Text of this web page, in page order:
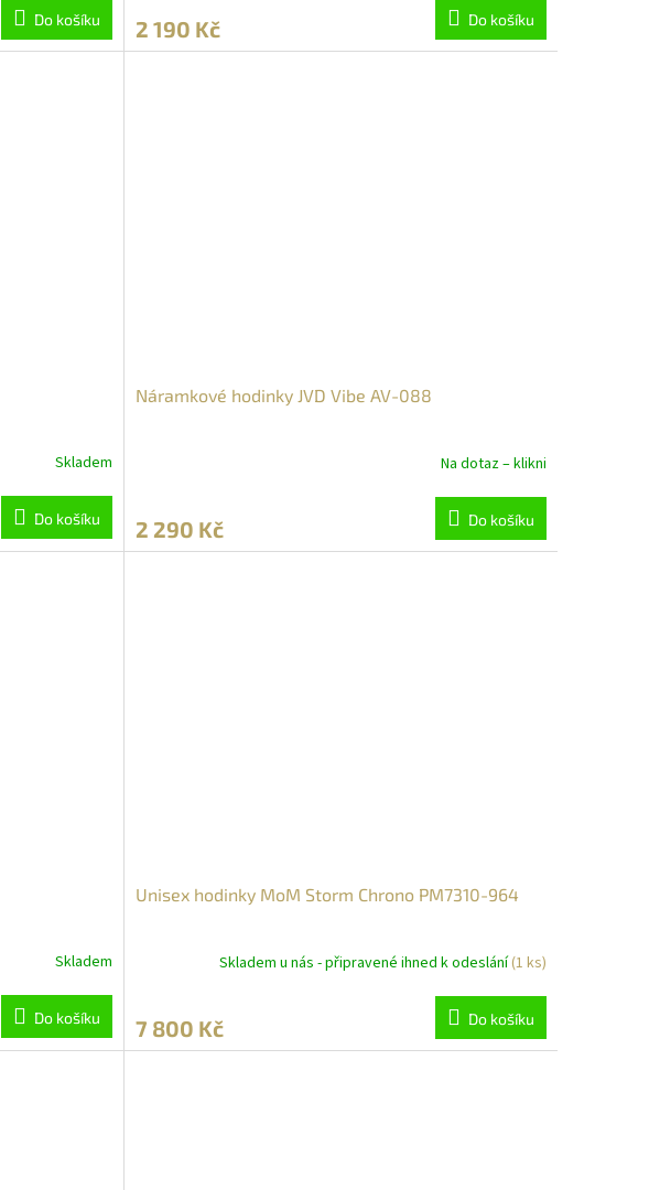
Do košíku 2 190 Kč Do košíku
Skladem
Do košíku
Náramkové hodinky JVD Vibe AV-088
Na dotaz – klikni
2 290 Kč Do košíku
Skladem
Do košíku
Unisex hodinky MoM Storm Chrono PM7310-964
Skladem u nás - připravené ihned k odeslání(1 ks)
7 800 Kč Do košíku